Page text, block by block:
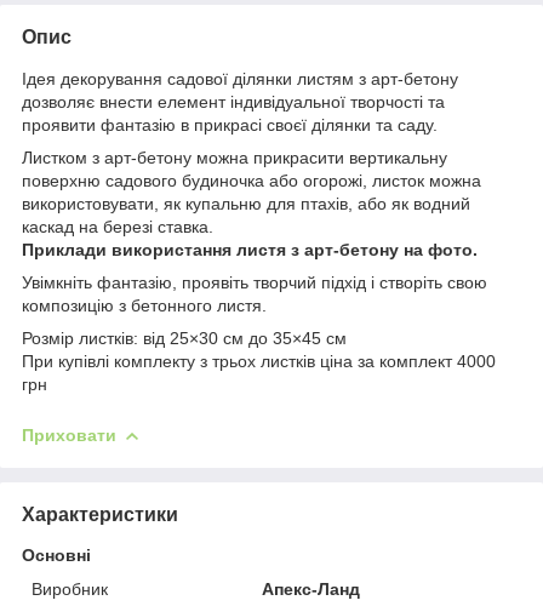
Опис
Ідея декорування садової ділянки листям з арт-бетону
дозволяє внести елемент індивідуальної творчості та
проявити фантазію в прикрасі своєї ділянки та саду.
Листком з арт-бетону можна прикрасити вертикальну
поверхню садового будиночка або огорожі, листок можна
використовувати, як купальню для птахів, або як водний
каскад на березі ставка.
Приклади використання листя з арт-бетону на фото.
Увімкніть фантазію, проявіть творчий підхід і створіть свою
композицію з бетонного листя.
Розмір листків: від 25×30 см до 35×45 см
При купівлі комплекту з трьох листків ціна за комплект 4000
грн
Приховати
Характеристики
Основні
Виробник
Апекс-Ланд